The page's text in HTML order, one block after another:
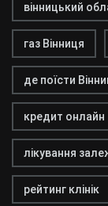
вінницький
газ Вінниця
де поїсти
кредит онлайн
лікування
рейтинг клінік